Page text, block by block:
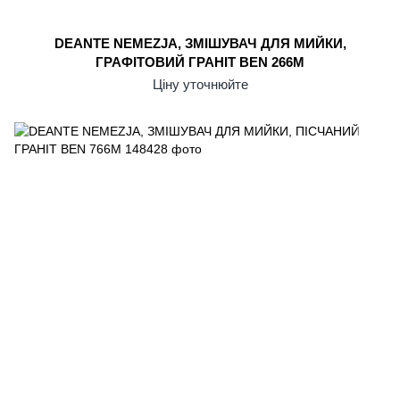
DEANTE NEMEZJA, ЗМІШУВАЧ ДЛЯ МИЙКИ,
ГРАФІТОВИЙ ГРАНІТ BEN 266M
Ціну уточнюйте